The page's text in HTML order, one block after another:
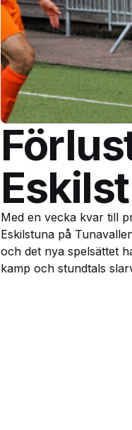
Med en vecka kvar till
Eskilstuna på
och det nya spelsättet
kamp och stundtals